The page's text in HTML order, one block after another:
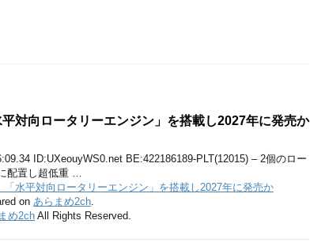
対向ロータリーエンジン」を搭載し2027年に発売か
ID:UXeouyWS0.net BE:422186189-PLT(12015) – 2個のロー
配置し超低重 …
「水平対向ロータリーエンジン」を搭載し2027年に発売か
on あらまめ2ch.
め2chAll Rights Reserved.